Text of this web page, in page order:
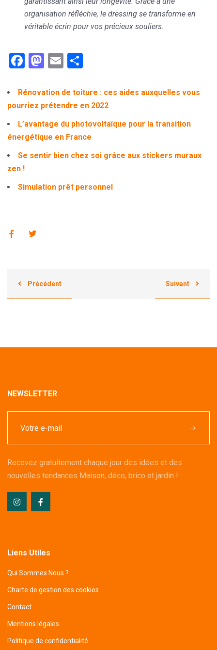
organisation réfléchie, le dressing se transforme en
véritable écrin pour vos précieux souliers.
Facebook
Mastodon
Email
Rénovation de toiture : ces aides auxquelles vous
pourriez prétendre en 2022
L’avantage du photovoltaïque pour la transition
énergétique en France
Se sentir bien chez soi grâce aux stickers muraux
zen !
Simulation prêt personnel
Précédent Suivant
NEWSLETTER
Recevez gratuitement chaque jour des idées et des
nouvelles tendances Maison, déco, brico et jardin !
Liens Utiles
Qui Sommes Nous ?
Charte de gestion des cookies
Contact
Mentions légales
Politique de confidentialité